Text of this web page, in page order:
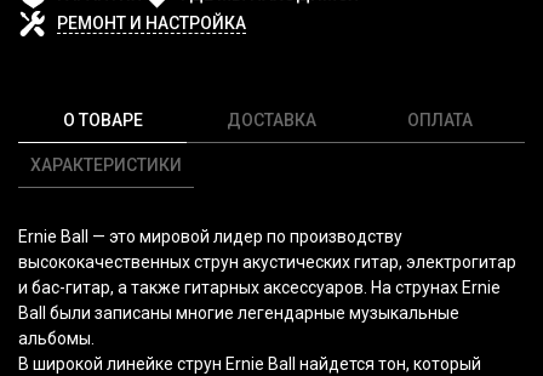
РЕМОНТ И НАСТРОЙКА
О ТОВАРЕ
ХАРАКТЕРИСТИКИ
ДОСТАВКА ОПЛАТА
Ernie Ball — это мировой лидер по производству
высококачественных струн акустических гитар, электрогитар
и бас-гитар, а также гитарных аксессуаров. На струнах Ernie
Ball были записаны многие легендарные музыкальные
альбомы.
В широкой линейке струн Ernie Ball найдется тон, который